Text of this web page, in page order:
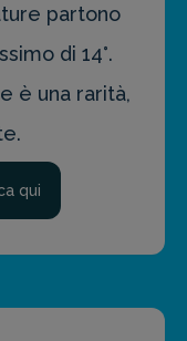
partono
di 14°.
è una rarità,
qui